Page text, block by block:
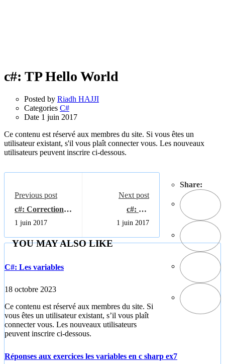
c#: TP Hello World
Posted by Riadh HAJJI
Categories C#
Date 1 juin 2017
Ce contenu est réservé aux membres du site. Si vous êtes un
utilisateur existant, s'il vous plaît connecter vous. Les nouveaux
utilisateurs peuvent inscrire ci-dessous.
Share:
Previous post
c#: Correction
des exercices
tableaux et
matrices 5_6_7
1 juin 2017
Next post
c#: TP
Convertisseur
Dinar-Euro
1 juin 2017
YOU MAY ALSO LIKE
C#: Les variables
18 octobre 2023
Ce contenu est réservé aux membres du site. Si
vous êtes un utilisateur existant, s’il vous plaît
connecter vous. Les nouveaux utilisateurs
peuvent inscrire ci-dessous.
Réponses aux exercices les variables en c sharp ex7